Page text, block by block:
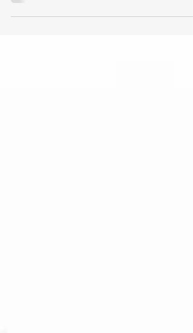
Verdachtsfälle Covid Impf-
Nebenwirkungen (12.06.21),viele